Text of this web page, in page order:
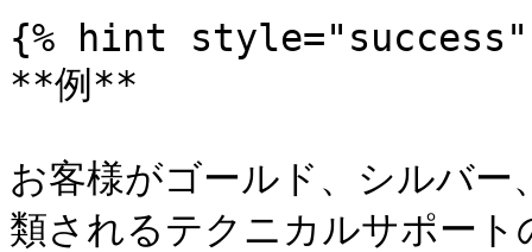
{% hint style="success"
**例**
お客様がゴールド、シルバ
類されるテクニカルサポー